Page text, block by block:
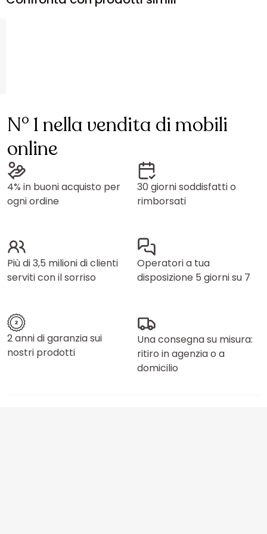
N° 1 nella vendita di mobili
online
4% in buoni acquisto per
ogni ordine
30 giorni soddisfatti o
rimborsati
Più di 3,5 milioni di clienti
serviti con il sorriso
Operatori a tua
disposizione 5 giorni su 7
2 anni di garanzia sui
nostri prodotti
Una consegna su misura:
ritiro in agenzia o a
domicilio